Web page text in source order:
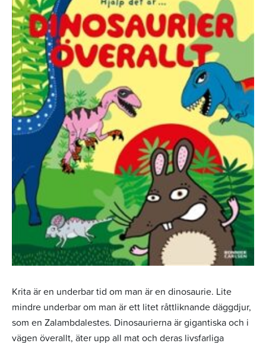
Krita är en underbar tid om man är en dinosaurie. Lite
mindre underbar om man är ett litet råttliknande däggdjur,
som en Zalambdalestes. Dinosaurierna är gigantiska och i
vägen överallt, äter upp all mat och deras livsfarliga